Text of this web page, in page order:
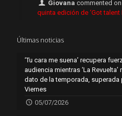
Giovana commented
quinta edición de ‘Got talent
Últimas noticias
‘Tu cara me suena’ recupera
audiencia mientras ‘La
dato de la temporada, superada
Viernes
05/07/2026